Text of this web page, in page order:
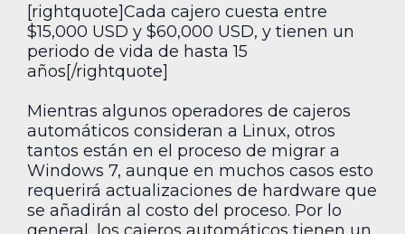
[rightquote]Cada cajero cuesta entre
$15,000 USD y $60,000 USD, y tienen un
periodo de vida de hasta 15
años[/rightquote]
Mientras algunos operadores de cajeros
automáticos consideran a Linux, otros
tantos están en el proceso de migrar a
Windows 7, aunque en muchos casos esto
requerirá actualizaciones de hardware que
se añadirán al costo del proceso. Por lo